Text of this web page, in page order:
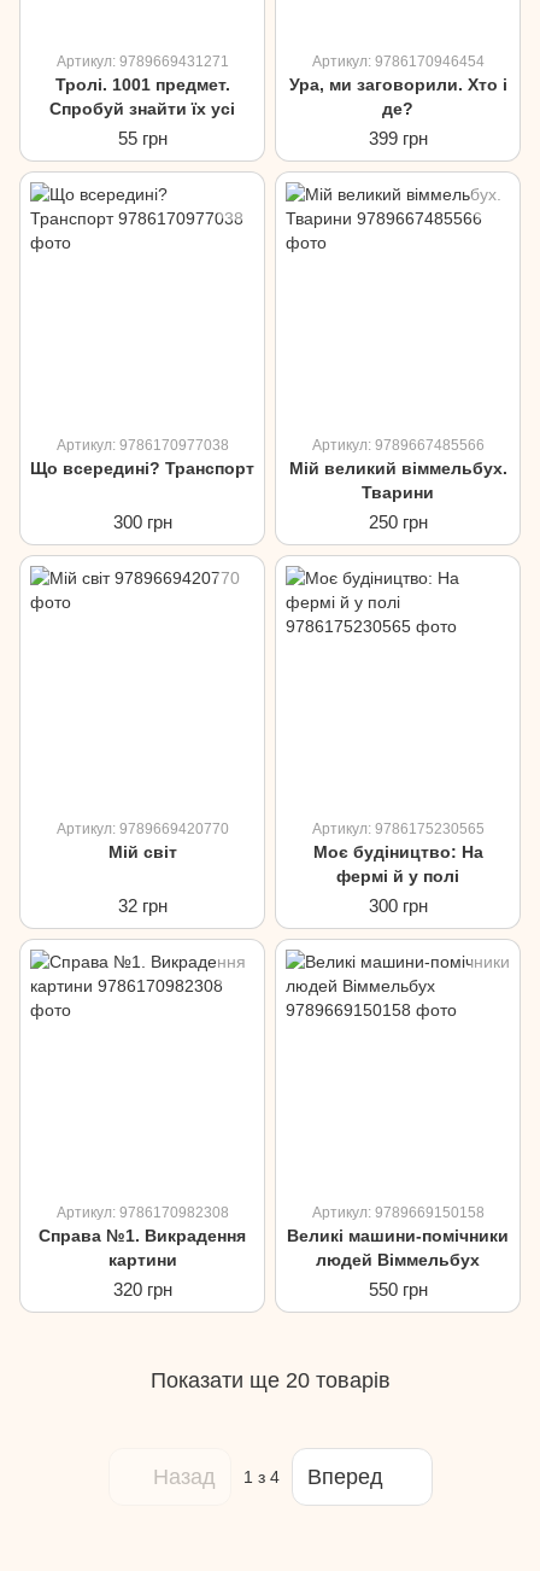
Артикул: 9789669431271
Тролі. 1001 предмет.
Спробуй знайти їх усі
55 грн
Артикул: 9786170946454
Ура, ми заговорили. Хто і
де?
399 грн
Артикул: 9786170977038
Що всередині? Транспорт
300 грн
Артикул: 9789667485566
Мій великий віммельбух.
Тварини
250 грн
Артикул: 9789669420770
Мій світ
32 грн
Артикул: 9786175230565
Моє будіництво: На
фермі й у полі
300 грн
Артикул: 9786170982308
Справа №1. Викрадення
картини
320 грн
Артикул: 9789669150158
Великі машини-помічники
людей Віммельбух
550 грн
Показати ще 20 товарів
Назад 1 з 4 Вперед